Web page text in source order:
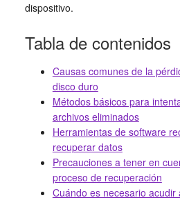
dispositivo.
Tabla de contenidos
Causas comunes de la
disco duro
Métodos básicos para
archivos eliminados
Herramientas de software
recuperar datos
Precauciones a tener en
proceso de recuperación
Cuándo es necesario